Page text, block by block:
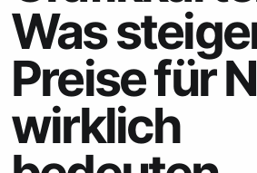
Was
Preise für
wirklich